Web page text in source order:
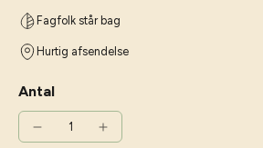
Fagfolk står bag
Hurtig afsendelse
Antal